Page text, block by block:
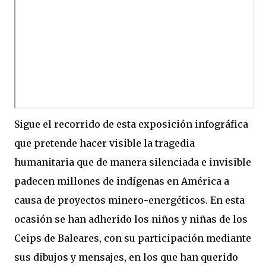
Sigue el recorrido de esta exposición infográfica
que pretende hacer visible la tragedia
humanitaria que de manera silenciada e invisible
padecen millones de indígenas en América a
causa de proyectos minero-energéticos. En esta
ocasión se han adherido los niños y niñas de los
Ceips de Baleares, con su participación mediante
sus dibujos y mensajes, en los que han querido